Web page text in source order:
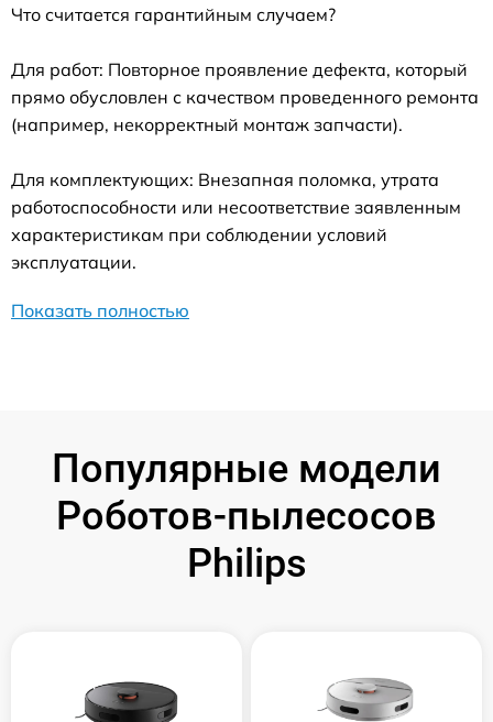
Что считается гарантийным случаем?
Для работ: Повторное проявление дефекта, который
прямо обусловлен с качеством проведенного ремонта
(например, некорректный монтаж запчасти).
Для комплектующих: Внезапная поломка, утрата
работоспособности или несоответствие заявленным
характеристикам при соблюдении условий
эксплуатации.
Показать полностью
Популярные модели
Роботов-пылесосов
Philips